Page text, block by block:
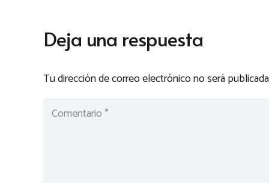
Deja una respuesta
Tu dirección de correo electrónico no será